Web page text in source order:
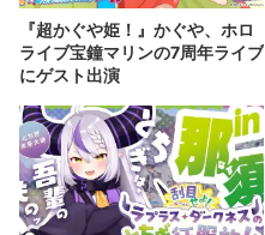
『超かぐや姫！』かぐや、ホロ
ライブ宝鐘マリンの7周年ライブ
にゲスト出演